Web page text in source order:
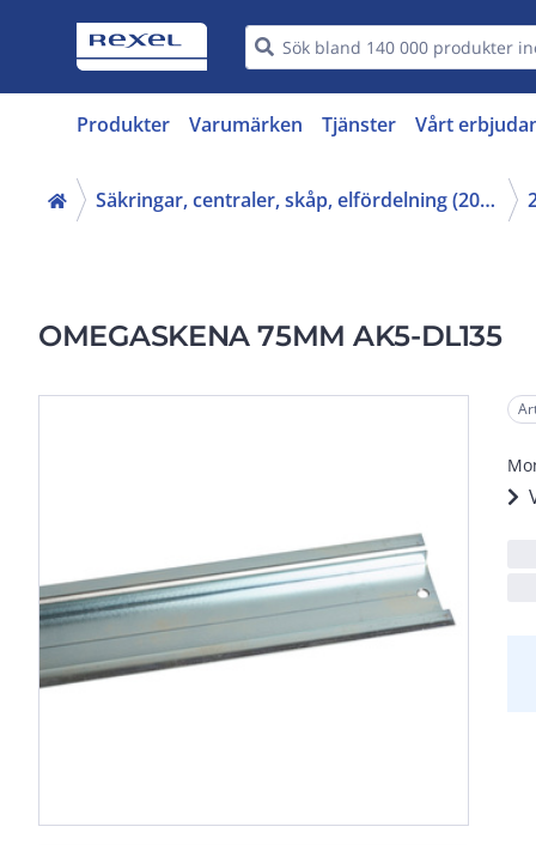
Produkter Varumärken Tjänster Vårt
Säkringar, centraler, skåp, elfördelning (20-29)
OMEGASKENA 75MM AK5-DL135